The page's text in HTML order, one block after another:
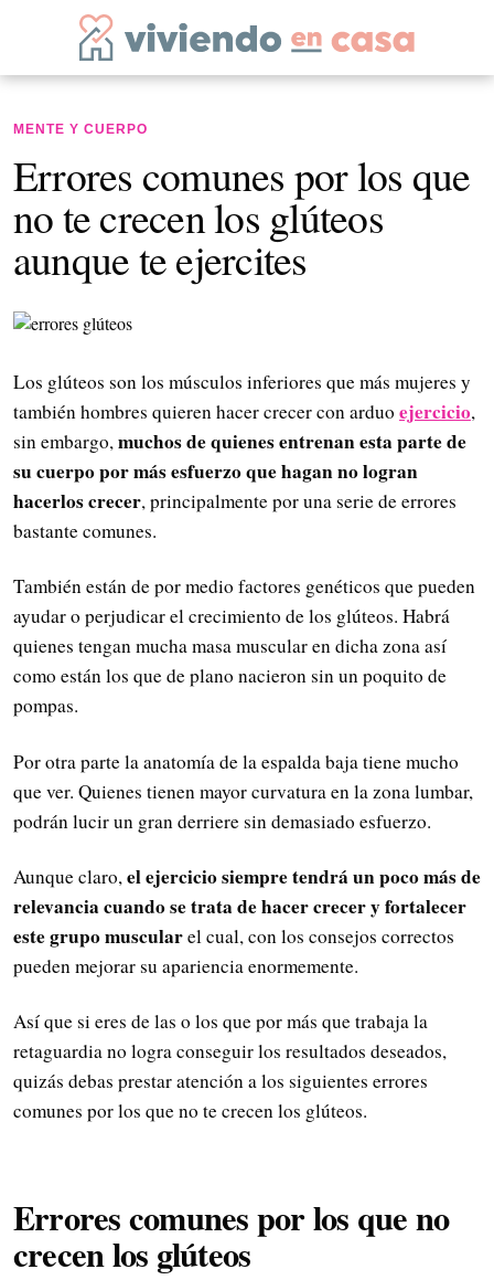
MENTE Y CUERPO
Errores comunes por los que
no te crecen los glúteos
aunque te ejercites
Los glúteos son los músculos inferiores que más mujeres y
también hombres quieren hacer crecer con arduo ejercicio,
sin embargo,muchos de quienes entrenan esta parte de
su cuerpo por más esfuerzo que hagan no logran
hacerlos crecer, principalmente por una serie de errores
bastante comunes.
También están de por medio factores genéticos que pueden
ayudar o perjudicar el crecimiento de los glúteos. Habrá
quienes tengan mucha masa muscular en dicha zona así
como están los que de plano nacieron sin un poquito de
pompas.
Por otra parte la anatomía de la espalda baja tiene mucho
que ver. Quienes tienen mayor curvatura en la zona lumbar,
podrán lucir un gran derriere sin demasiado esfuerzo.
Aunque claro,el ejercicio siempre tendrá un poco más de
relevancia cuando se trata de hacer crecer y fortalecer
este grupo muscularel cual, con los consejos correctos
pueden mejorar su apariencia enormemente.
Así que si eres de las o los que por más que trabaja la
retaguardia no logra conseguir los resultados deseados,
quizás debas prestar atención a los siguientes errores
comunes por los que no te crecen los glúteos.
Errores comunes por los que no
crecen los glúteos